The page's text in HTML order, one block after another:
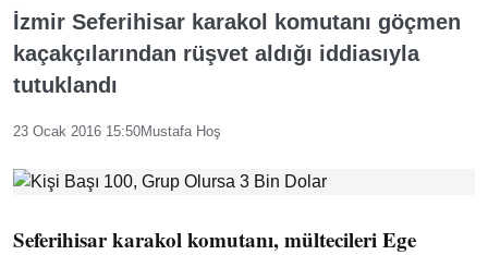
İzmir Seferihisar karakol komutanı göçmen
kaçakçılarından rüşvet aldığı iddiasıyla
tutuklandı
23 Ocak 2016 15:50Mustafa Hoş
Seferihisar karakol komutanı, mültecileri Ege